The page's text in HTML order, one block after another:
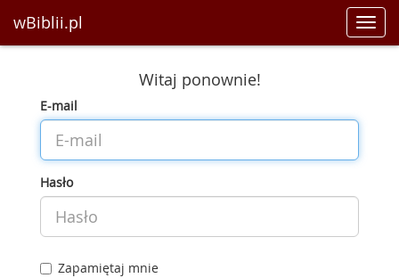
wBiblii.pl
Witaj ponownie!
E-mail
Hasło
Zapamiętaj mnie